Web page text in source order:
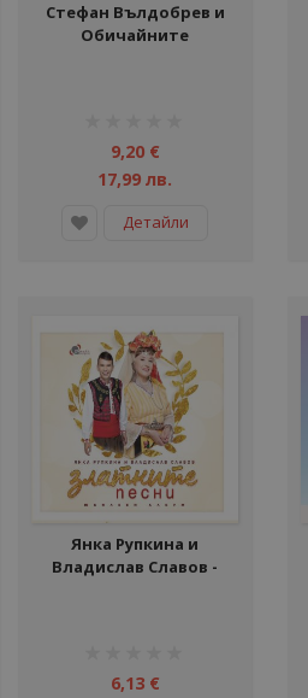
Стефан Вълдобрев и
Обичайните
9,20 €
17,99 лв.
Детайли
Янка Рупкина и
Владислав Славов -
6,13 €